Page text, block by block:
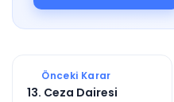
Önceki Karar
13. Ceza Dairesi